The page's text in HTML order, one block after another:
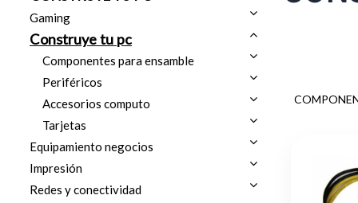
Gaming
Construye tu pc
Componentes para ensamble
Periféricos
Accesorios computo
Tarjetas
Equipamiento negocios
Impresión
Redes y conectividad